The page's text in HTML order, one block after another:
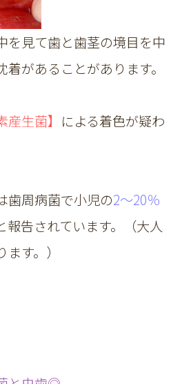
を見て歯と歯茎の境目を中
があることがあります。
産生菌】 による着色が疑わ
歯周病菌で小児の2～20％
報告されています。（大人
す。）